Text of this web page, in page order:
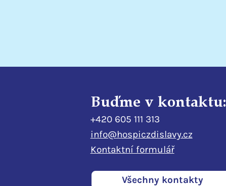
Buďme v kontaktu:
+420 605 111 313
info@hospiczdislavy.cz
Kontaktní formulář
Všechny kontakty